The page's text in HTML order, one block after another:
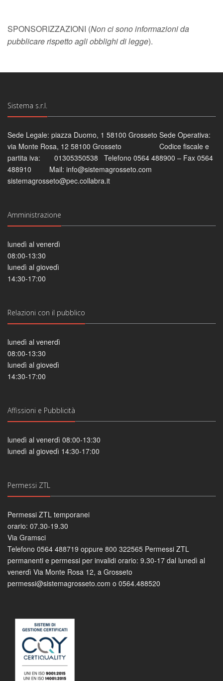
SPONSORIZZAZIONI (Non ci sono informazioni da
pubblicare rispetto agli obblighi di legge).
Sistema s.r.l.
Sede Legale: piazza Duomo, 1 58100 Grosseto Sede Operativa:
via Monte Rosa, 12 58100 Grosseto Codice fiscale e
partita iva: 01305350538 Telefono 0564 488900 – Fax 0564
488910 Mail: info@sistemagrosseto.com
sistemagrosseto@pec.collabra.it
Amministrazione
lunedì al venerdì
08:00-13:30
lunedì al giovedì
14:30-17:00
Relazioni con il pubblico
lunedì al venerdì
08:00-13:30
lunedì al giovedì
14:30-17:00
Affissioni e Pubblicità
lunedì al venerdì 08:00-13:30
lunedì al giovedì 14:30-17:00
Permessi ZTL
Permessi ZTL temporanei
orario: 07.30-19.30
Via Gramsci
Telefono 0564 488719 oppure 800 322565 Permessi ZTL
permanenti e permessi per invalidi orario: 9.30-17 dal lunedì al
venerdì Via Monte Rosa 12, a Grosseto
permessi@sistemagrosseto.com o 0564.488520